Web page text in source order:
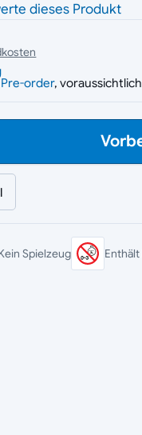
dieses Produkt
Pre-order,
Spielzeug